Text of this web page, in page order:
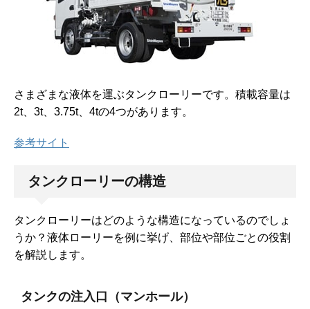
さまざまな液体を運ぶタンクローリーです。積載容量は
2t、3t、3.75t、4tの4つがあります。
参考サイト
タンクローリーの構造
タンクローリーはどのような構造になっているのでしょ
うか？液体ローリーを例に挙げ、部位や部位ごとの役割
を解説します。
タンクの注入口（マンホール）